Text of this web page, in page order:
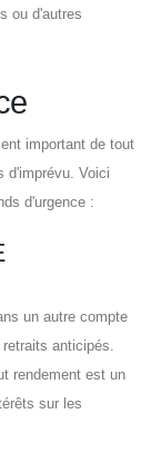
ou d'autres
important de tout
d'imprévu. Voici
d'urgence :
un autre compte
anticipés.
rendement est un
sur les